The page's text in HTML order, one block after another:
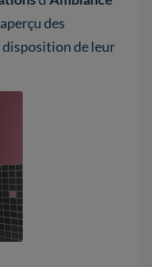
des
de leur